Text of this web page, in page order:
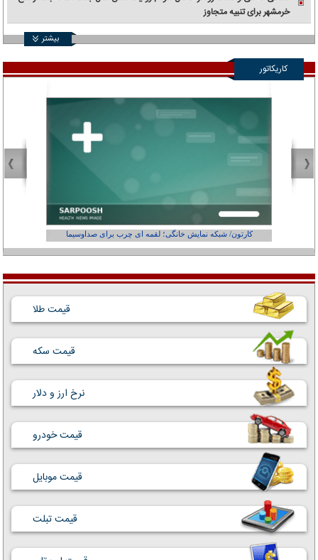
خرمشهر برای تنبیه متجاوز
بیشتر
کاریکاتور
کارتون/ شبکه نمایش خانگی؛ لقمه ای چرب برای صداوسیما
قیمت طلا
قیمت سکه
نرخ ارز و دلار
قیمت خودرو
قیمت موبایل
قیمت تبلت